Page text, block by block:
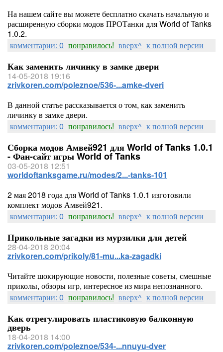
На нашем сайте вы можете бесплатно скачать начальную и
расширенную сборки модов ПРОТанки для World of Tanks
1.0.2.
комментарии: 0 понравилось! вверх^ к полной версии
Как заменить личинку в замке двери
14-05-2018 19:16
zrivkoren.com/poleznoe/536-...amke-dveri
В данной статье рассказывается о том, как заменить
личинку в замке двери.
комментарии: 0 понравилось! вверх^ к полной версии
Сборка модов Амвей921 для World of Tanks 1.0.1
- Фан-сайт игры World of Tanks
03-05-2018 12:51
worldoftanksgame.ru/modes/2...-tanks-101
2 мая 2018 года для World of Tanks 1.0.1 изготовили
комплект модов Амвей921.
комментарии: 0 понравилось! вверх^ к полной версии
Прикольные загадки из мурзилки для детей
28-04-2018 20:04
zrivkoren.com/prikoly/81-mu...ka-zagadki
Читайте шокирующие новости, полезные советы, смешные
приколы, обзоры игр, интересное из мира непознанного.
комментарии: 0 понравилось! вверх^ к полной версии
Как отрегулировать пластиковую балконную
дверь
18-04-2018 14:00
zrivkoren.com/poleznoe/534-...nnuyu-dver